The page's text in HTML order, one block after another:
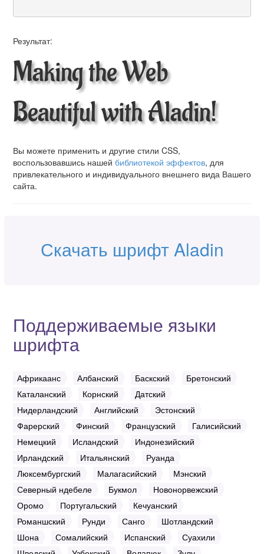
Результат:
Making the Web
Beautiful with Aladin!
Вы можете применить и другие стили CSS,
воспользовавшись нашей библиотекой эффектов, для
привлекательного и индивидуального внешнего вида Вашего
сайта.
Скачать шрифт Aladin
Поддерживаемые языки
шрифта
Африкаанс Албанский Баскский
Бретонский
Каталанский
Корнский
Датский
Нидерландский
Английский
Эстонский
Фарерский
Финский Французский
Галисийский
Немецкий
Исландский
Индонезийский
Ирландский
Итальянский
Руанда
Люксембургский
Малагасийский
Мэнский
Северный ндебеле
Букмол
Новонорвежский
Оромо
Португальский
Кечуанский
Романшский
Рунди Санго
Шотландский
Шона
Сомалийский Испанский
Суахили